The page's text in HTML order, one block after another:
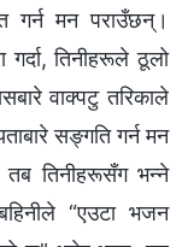
मन पराउँछन्।
गर्दा, तिनीहरूले ठूलो
वाक्पटु तरिकाले
सङ्गति गर्न मन
तब तिनीहरूसँग भन्ने
“एउटा भजन